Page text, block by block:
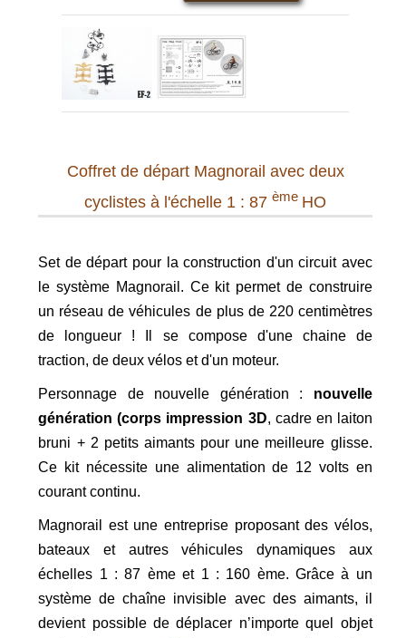
Coffret de départ Magnorail avec deux
cyclistes à l'échelle 1 : 87 ème HO
Set de départ pour la construction d'un circuit avec
le système Magnorail. Ce kit permet de construire
un réseau de véhicules de plus de 220 centimètres
de longueur ! Il se compose d'une chaine de
traction, de deux vélos et d'un moteur.
Personnage de nouvelle génération : nouvelle
génération (corps impression 3D, cadre en laiton
bruni + 2 petits aimants pour une meilleure glisse.
Ce kit nécessite une alimentation de 12 volts en
courant continu.
Magnorail est une entreprise proposant des vélos,
bateaux et autres véhicules dynamiques aux
échelles 1 : 87 ème et 1 : 160 ème. Grâce à un
système de chaîne invisible avec des aimants, il
devient possible de déplacer n’importe quel objet